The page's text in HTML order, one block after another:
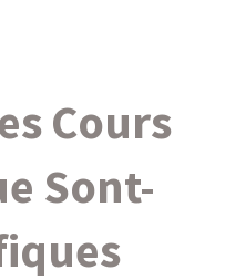
Cours
Sont-